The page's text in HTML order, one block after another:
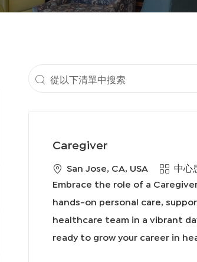
點
從
以
Caregiver
地
點
San Jose, CA, USA
類
別
中心
Embrace the role of a
hands-on personal care,
healthcare team in a vibrant
ready to grow your career in